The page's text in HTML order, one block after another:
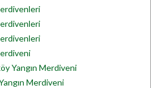
Yangın Merdiveni
Merdiveni